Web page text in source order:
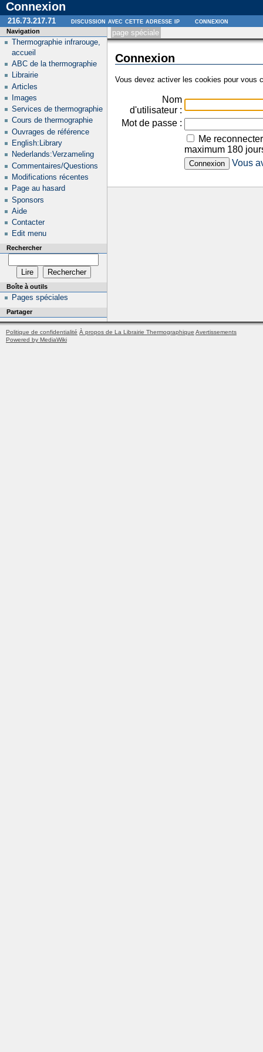
Connexion
page spéciale
Connexion
Vous devez activer les cookies pour vous
Nom
d'utilisateur :
Mot de passe :
Me
maximum 180
Vous
Navigation
Thermographie infrarouge,
accueil
ABC de la thermographie
Librairie
Articles
Images
Services de thermographie
Cours de thermographie
Ouvrages de référence
English:Library
Nederlands:Verzameling
Commentaires/Questions
Modifications récentes
Page au hasard
Sponsors
Aide
Contacter
Edit menu
Rechercher
Boîte à outils
Pages spéciales
Partager
216.73.217.71 discussion avec cette adresse ip connexion
Politique de confidentialité À propos de La Librairie Thermographique Avertissements
Powered by MediaWiki